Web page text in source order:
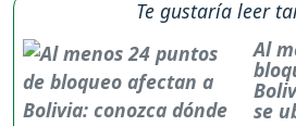
Te gustaría leer
Al
se